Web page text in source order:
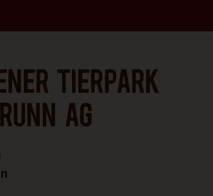
Tierpark
AG